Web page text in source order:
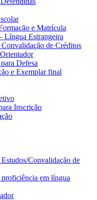
e Matrícula
Língua Estrangeira
de Créditos
Defesa
e Exemplar final
Inscrição
Convalidação de
em língua